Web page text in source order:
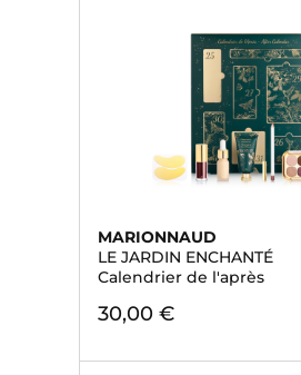
MARIONNAUD
LE JARDIN ENCHANTÉ
Calendrier de l'après
30,00 €